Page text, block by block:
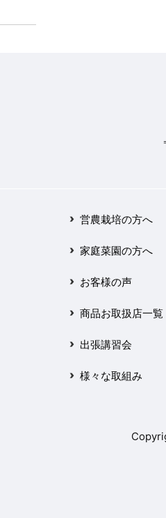
営農栽培の方へ
家庭菜園の方へ
お客様の声
商品お取扱店一覧
出張講習会
様々な取組み